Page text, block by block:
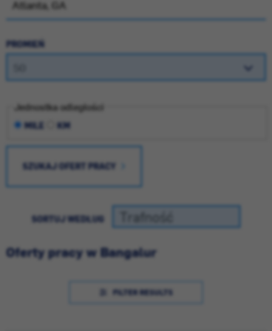
PROMIEŃ
Jednostka odległości
MILE KM
SZUKAJ OFERT PRACY
SORTUJ WEDŁUG
Oferty pracy w Bangalur
FILTER RESULTS